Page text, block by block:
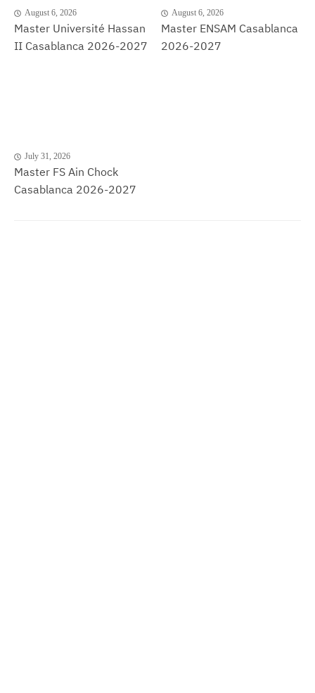
August 6, 2026
Master Université Hassan
II Casablanca 2026-2027
August 6, 2026
Master ENSAM Casablanca
2026-2027
July 31, 2026
Master FS Ain Chock
Casablanca 2026-2027